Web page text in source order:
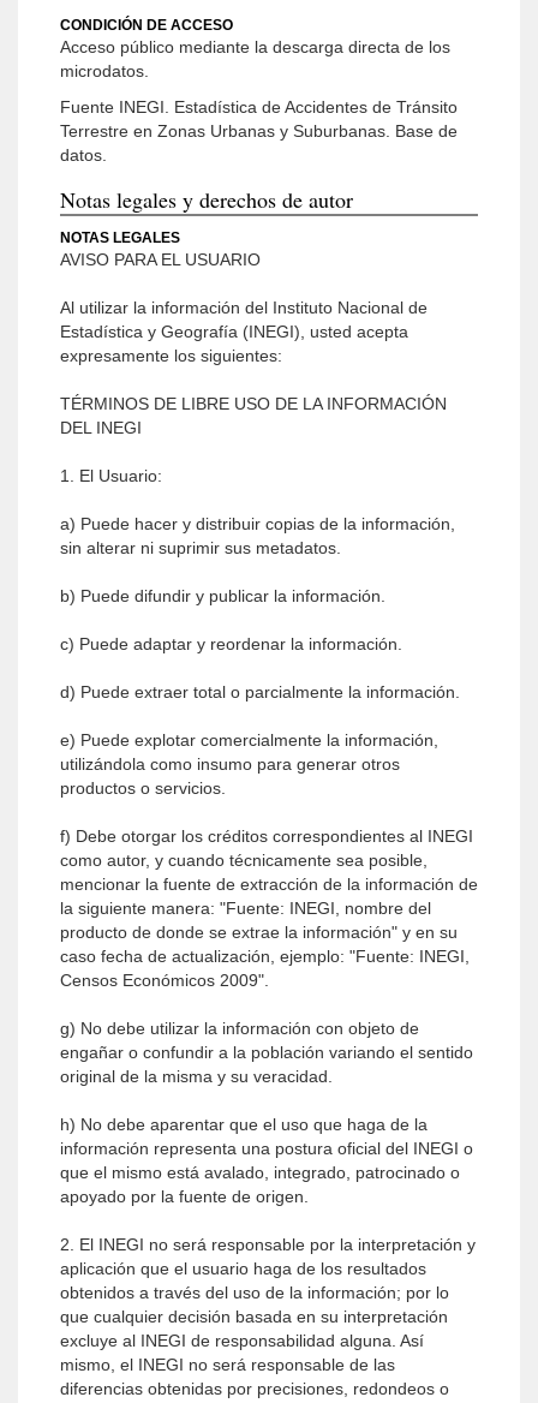
CONDICIÓN DE ACCESO
Acceso público mediante la descarga directa de los
microdatos.
Fuente INEGI. Estadística de Accidentes de Tránsito
Terrestre en Zonas Urbanas y Suburbanas. Base de
datos.
Notas legales y derechos de autor
NOTAS LEGALES
AVISO PARA EL USUARIO
Al utilizar la información del Instituto Nacional de
Estadística y Geografía (INEGI), usted acepta
expresamente los siguientes:
TÉRMINOS DE LIBRE USO DE LA INFORMACIÓN
DEL INEGI
1. El Usuario:
a) Puede hacer y distribuir copias de la información,
sin alterar ni suprimir sus metadatos.
b) Puede difundir y publicar la información.
c) Puede adaptar y reordenar la información.
d) Puede extraer total o parcialmente la información.
e) Puede explotar comercialmente la información,
utilizándola como insumo para generar otros
productos o servicios.
f) Debe otorgar los créditos correspondientes al INEGI
como autor, y cuando técnicamente sea posible,
mencionar la fuente de extracción de la información de
la siguiente manera: "Fuente: INEGI, nombre del
producto de donde se extrae la información" y en su
caso fecha de actualización, ejemplo: "Fuente: INEGI,
Censos Económicos 2009".
g) No debe utilizar la información con objeto de
engañar o confundir a la población variando el sentido
original de la misma y su veracidad.
h) No debe aparentar que el uso que haga de la
información representa una postura oficial del INEGI o
que el mismo está avalado, integrado, patrocinado o
apoyado por la fuente de origen.
2. El INEGI no será responsable por la interpretación y
aplicación que el usuario haga de los resultados
obtenidos a través del uso de la información; por lo
que cualquier decisión basada en su interpretación
excluye al INEGI de responsabilidad alguna. Así
mismo, el INEGI no será responsable de las
diferencias obtenidas por precisiones, redondeos o